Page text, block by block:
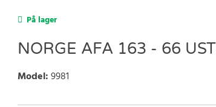
På lager
NORGE AFA 163 - 66
Model:9981